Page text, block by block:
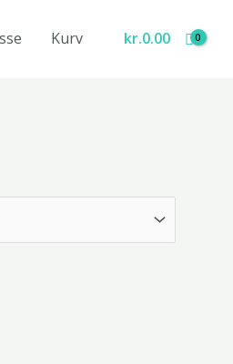
Kurv kr.0.00